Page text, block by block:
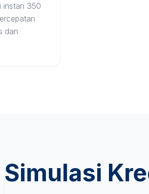
instan 350
dan
Simulasi